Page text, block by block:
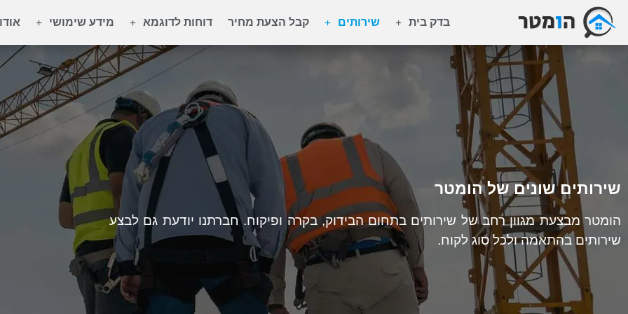
בדק בית שירותים קבל הצעת מחיר דוחות לדוגמא מידע שימושי
שירותים שונים של הומטר
הומטר מבצעת מגוון רחב של שירותים בתחום הבידוק, בקרה ופיקוח. חברתנו יודעת גם לבצע
שירותים בהתאמה ולכל סוג לקוח.